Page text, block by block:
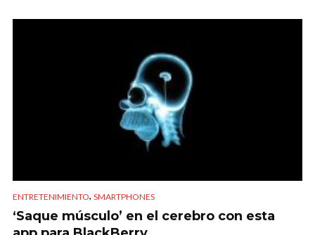
ENTRETENIMIENTO, SMARTPHONES
‘Saque músculo’ en el cerebro con esta